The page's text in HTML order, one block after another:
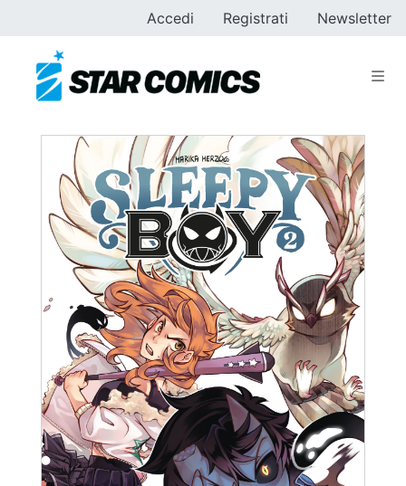
Accedi Registrati Newsletter